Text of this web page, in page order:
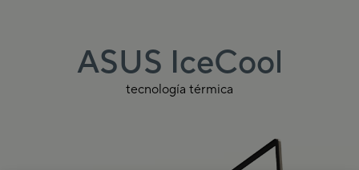
ASUS IceCool
tecnología térmica